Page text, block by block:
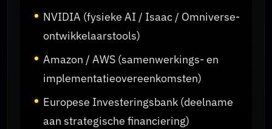
NVIDIA (fysieke AI / Isaac / Omniverse-
ontwikkelaarstools)
Amazon / AWS (samenwerkings- en
implementatieovereenkomsten)
Europese Investeringsbank (deelname
aan strategische financiering)